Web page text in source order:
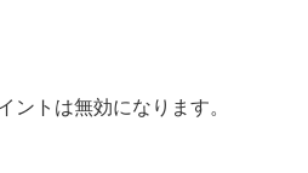
トは無効になります。